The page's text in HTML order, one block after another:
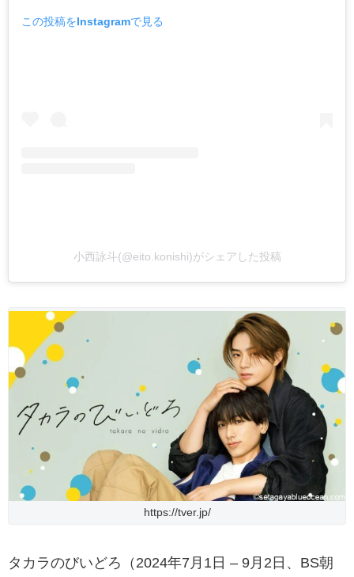
この投稿をInstagramで見る
小西詠斗(@eito.konishi)がシェアした投稿
https://tver.jp/
タカラのびいどろ（2024年7月1日 – 9月2日、BS朝